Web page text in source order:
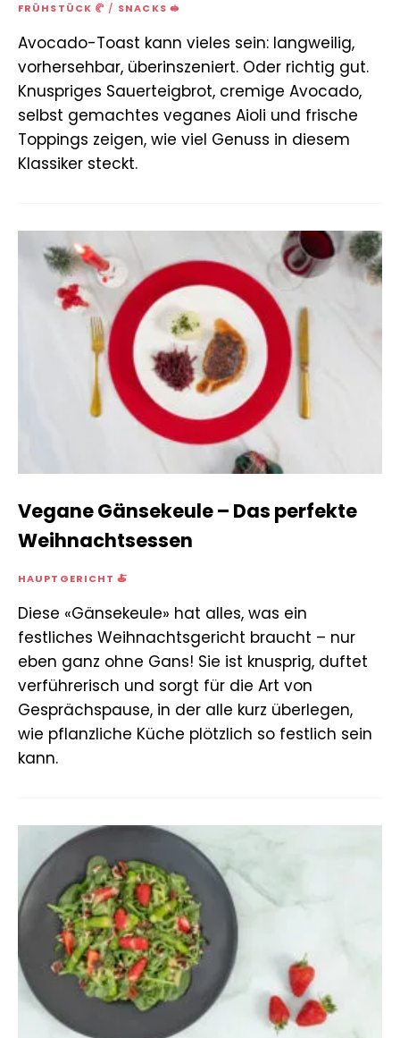
FRÜHSTÜCK 🥐 / SNACKS 🥪
Avocado-Toast kann vieles sein: langweilig,
vorhersehbar, überinszeniert. Oder richtig gut.
Knuspriges Sauerteigbrot, cremige Avocado,
selbst gemachtes veganes Aioli und frische
Toppings zeigen, wie viel Genuss in diesem
Klassiker steckt.
Vegane Gänsekeule – Das perfekte
Weihnachtsessen
HAUPTGERICHT 🍝
Diese «Gänsekeule» hat alles, was ein
festliches Weihnachtsgericht braucht – nur
eben ganz ohne Gans! Sie ist knusprig, duftet
verführerisch und sorgt für die Art von
Gesprächspause, in der alle kurz überlegen,
wie pflanzliche Küche plötzlich so festlich sein
kann.